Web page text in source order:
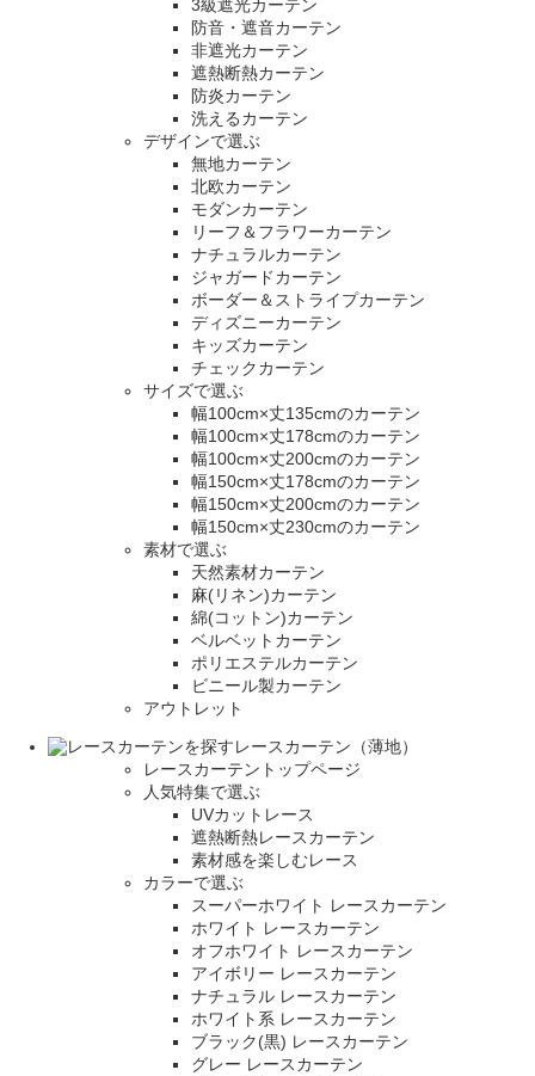
3級遮光カーテン
防音・遮音カーテン
非遮光カーテン
遮熱断熱カーテン
防炎カーテン
洗えるカーテン
デザインで選ぶ
無地カーテン
北欧カーテン
モダンカーテン
リーフ＆フラワーカーテン
ナチュラルカーテン
ジャガードカーテン
ボーダー＆ストライプカーテン
ディズニーカーテン
キッズカーテン
チェックカーテン
サイズで選ぶ
幅100cm×丈135cmのカーテン
幅100cm×丈178cmのカーテン
幅100cm×丈200cmのカーテン
幅150cm×丈178cmのカーテン
幅150cm×丈200cmのカーテン
幅150cm×丈230cmのカーテン
素材で選ぶ
天然素材カーテン
麻(リネン)カーテン
綿(コットン)カーテン
ベルベットカーテン
ポリエステルカーテン
ビニール製カーテン
アウトレット
レースカーテン（薄地）
レースカーテントップページ
人気特集で選ぶ
UVカットレース
遮熱断熱レースカーテン
素材感を楽しむレース
カラーで選ぶ
スーパーホワイト レースカーテン
ホワイト レースカーテン
オフホワイト レースカーテン
アイボリー レースカーテン
ナチュラル レースカーテン
ホワイト系 レースカーテン
ブラック(黒) レースカーテン
グレー レースカーテン